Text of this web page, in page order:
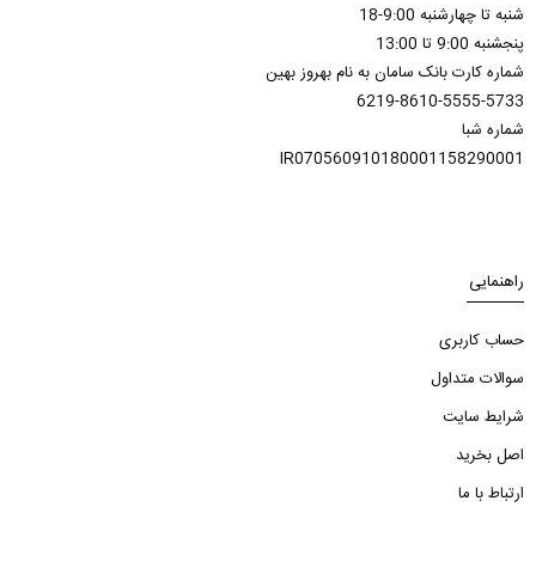
شنبه تا چهارشنبه 9:00-18
پنجشنبه 9:00 تا 13:00
شماره کارت بانک سامان به نام بهروز بهین
6219-8610-5555-5733
شماره شبا
IR070560910180001158290001
راهنمایی
حساب کاربری
سوالات متداول
شرایط سایت
اصل بخرید
ارتباط با ما